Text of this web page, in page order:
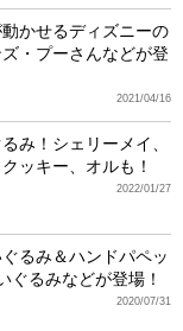
かせるディズニーの
・プーさんなどが登
2021/04/16
み！シェリーメイ、
ッキー、オルも！
2022/01/27
るみ＆ハンドパペッ
ぐるみなどが登場！
2020/07/31